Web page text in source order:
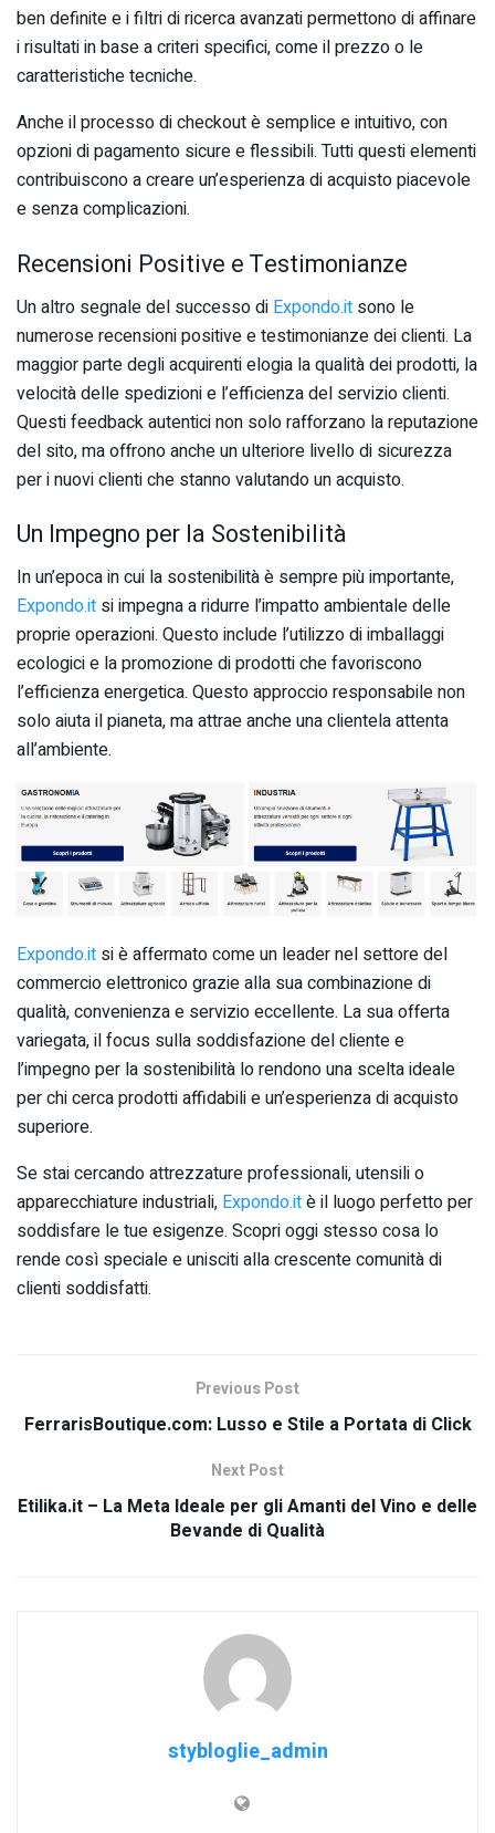
ben definite e i filtri di ricerca avanzati permettono di affinare
i risultati in base a criteri specifici, come il prezzo o le
caratteristiche tecniche.
Anche il processo di checkout è semplice e intuitivo, con
opzioni di pagamento sicure e flessibili. Tutti questi elementi
contribuiscono a creare un’esperienza di acquisto piacevole
e senza complicazioni.
Recensioni Positive e Testimonianze
Un altro segnale del successo di Expondo.it sono le
numerose recensioni positive e testimonianze dei clienti. La
maggior parte degli acquirenti elogia la qualità dei prodotti, la
velocità delle spedizioni e l’efficienza del servizio clienti.
Questi feedback autentici non solo rafforzano la reputazione
del sito, ma offrono anche un ulteriore livello di sicurezza
per i nuovi clienti che stanno valutando un acquisto.
Un Impegno per la Sostenibilità
In un’epoca in cui la sostenibilità è sempre più importante,
Expondo.it si impegna a ridurre l’impatto ambientale delle
proprie operazioni. Questo include l’utilizzo di imballaggi
ecologici e la promozione di prodotti che favoriscono
l’efficienza energetica. Questo approccio responsabile non
solo aiuta il pianeta, ma attrae anche una clientela attenta
all’ambiente.
Expondo.it si è affermato come un leader nel settore del
commercio elettronico grazie alla sua combinazione di
qualità, convenienza e servizio eccellente. La sua offerta
variegata, il focus sulla soddisfazione del cliente e
l’impegno per la sostenibilità lo rendono una scelta ideale
per chi cerca prodotti affidabili e un’esperienza di acquisto
superiore.
Se stai cercando attrezzature professionali, utensili o
apparecchiature industriali, Expondo.itè il luogo perfetto per
soddisfare le tue esigenze. Scopri oggi stesso cosa lo
rende così speciale e unisciti alla crescente comunità di
clienti soddisfatti.
Previous Post
FerrarisBoutique.com: Lusso e Stile a Portata di Click
Next Post
Etilika.it – La Meta Ideale per gli Amanti del Vino e delle
Bevande di Qualità
stybloglie_admin